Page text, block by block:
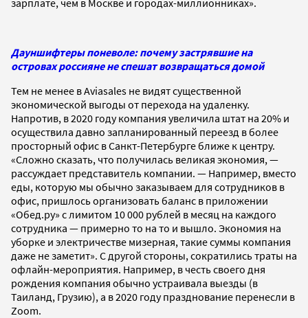
Дауншифтеры поневоле: почему застрявшие на
островах россияне не спешат возвращаться домой
Тем не менее в Aviasales не видят существенной
экономической выгоды от перехода на удаленку.
Напротив, в 2020 году компания увеличила штат на 20% и
осуществила давно запланированный переезд в более
просторный офис в Санкт-Петербурге ближе к центру.
«Cложно сказать, что получилась великая экономия, —
рассуждает представитель компании. — Например, вместо
еды, которую мы обычно заказываем для сотрудников в
офис, пришлось организовать баланс в приложении
«Обед.ру» с лимитом 10 000 рублей в месяц на каждого
сотрудника — примерно то на то и вышло. Экономия на
уборке и электричестве мизерная, такие суммы компания
даже не заметит». С другой стороны, сократились траты на
офлайн-мероприятия. Например, в честь своего дня
рождения компания обычно устраивала выезды (в
Таиланд, Грузию), а в 2020 году празднование перенесли в
Zoom.